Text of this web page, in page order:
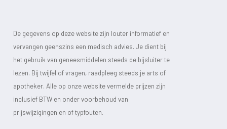
De gegevens op deze website zijn louter informatief en
vervangen geenszins een medisch advies. Je dient bij
het gebruik van geneesmiddelen steeds de bijsluiter te
lezen. Bij twijfel of vragen, raadpleeg steeds je arts of
apotheker. Alle op onze website vermelde prijzen zijn
inclusief BTW en onder voorbehoud van
prijswijzigingen en of typfouten.